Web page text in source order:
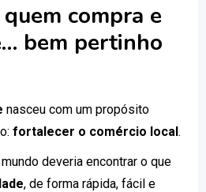
compra e
bem pertinho
nasceu com um propósito
fortalecer o comércio local.
deveria encontrar o que
, de forma rápida, fácil e